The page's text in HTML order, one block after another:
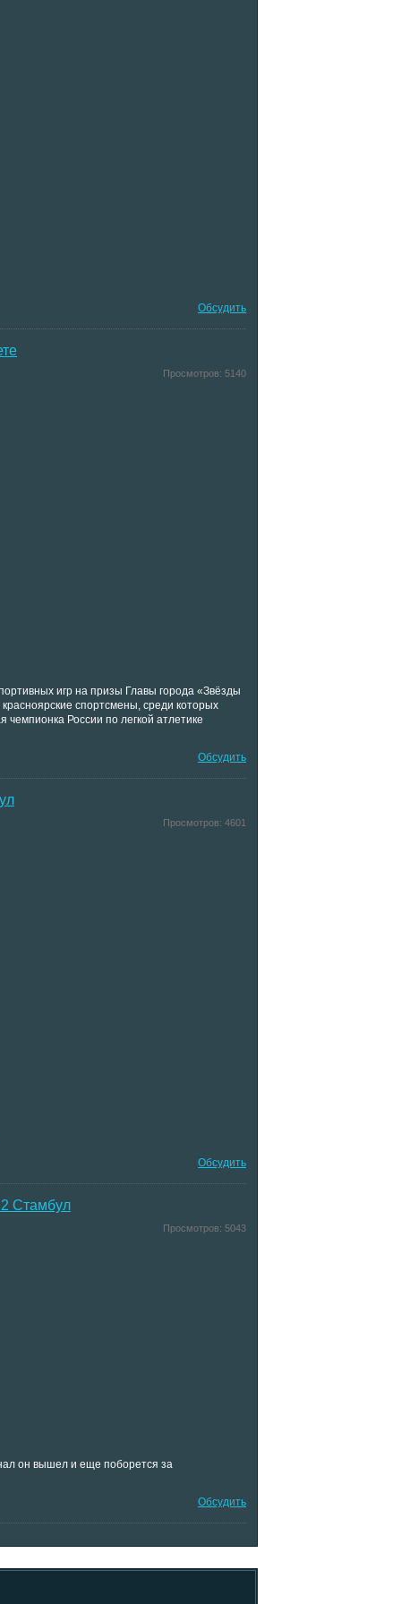
Обсудить
Просмотров: 5140
игр на призы Главы города «Звёзды
спортсмены, среди которых
чемпионка России по легкой атлетике
Обсудить
Просмотров: 4601
Обсудить
Стамбул
Просмотров: 5043
он вышел и еще поборется за
Обсудить